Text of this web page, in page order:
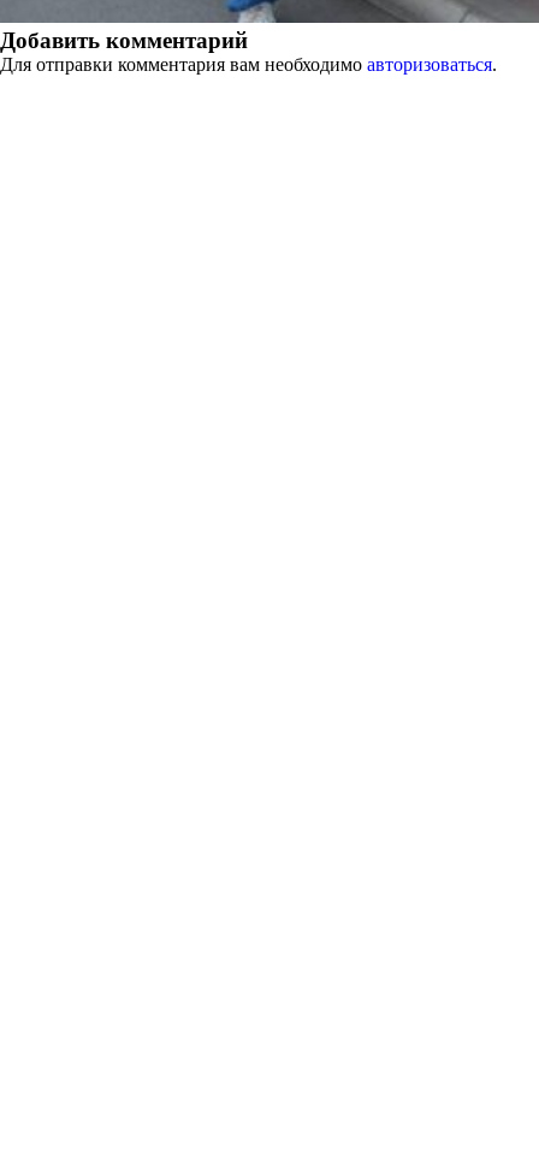
Добавить комментарий
Для отправки комментария вам необходимо авторизоваться.